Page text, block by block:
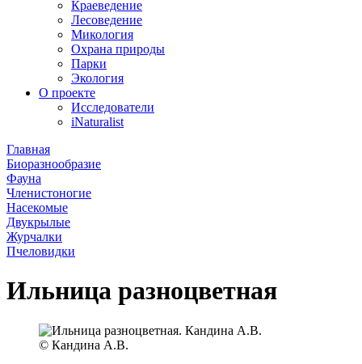
Краеведение
Лесоведение
Микология
Охрана природы
Парки
Экология
О проекте
Исследователи
iNaturalist
Главная
Биоразнообразие
Фауна
Членистоногие
Насекомые
Двукрылые
Журчалки
Пчеловидки
Ильница разноцветная
© Кандина А.В.